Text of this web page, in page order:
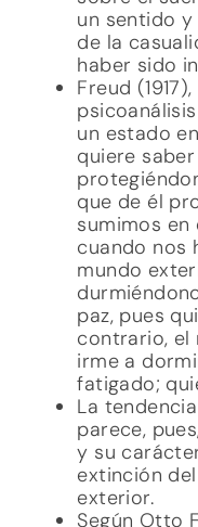
un sentido
de la
haber sido
Freud
un estado
quiere
que de él
sumimos en
cuando nos
mundo
paz, pues
contrario, el
irme a
fatigado;
La
parece,
y su
extinción
exterior.
Según Otto